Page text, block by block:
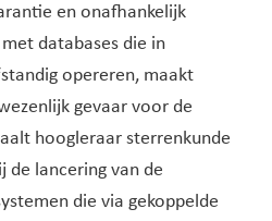
en onafhankelijk
databases die in
opereren, maakt
gevaar voor de
hoogleraar sterrenkunde
de lancering van de
die via gekoppelde